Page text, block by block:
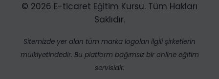
© 2026 E-ticaret Eğitim Kursu. Tüm Hakları
Saklıdır.
Sitemizde yer alan tüm marka logoları ilgili şirketlerin
mülkiyetindedir. Bu platform bağımsız bir online eğitim
servisidir.